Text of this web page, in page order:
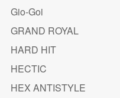
Gio-Goi
GRAND ROYAL
HARD HIT
HECTIC
HEX ANTISTYLE